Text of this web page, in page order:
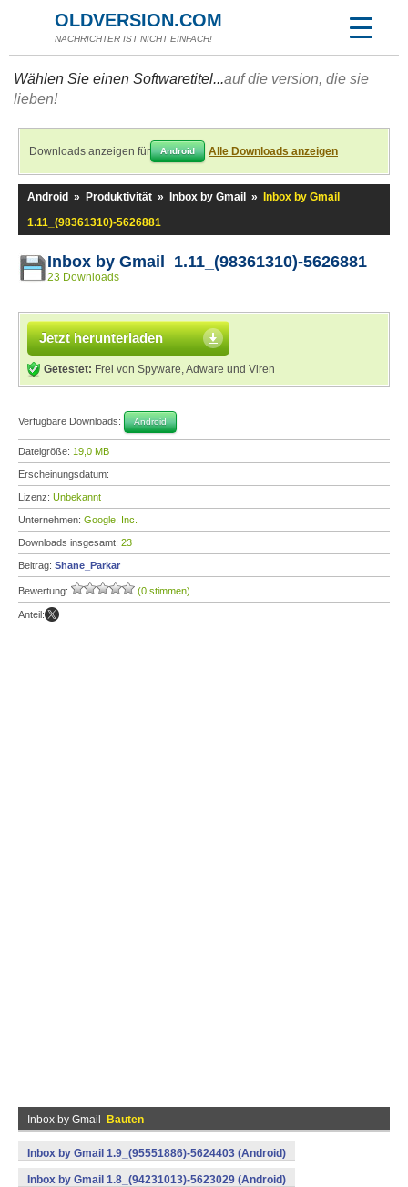
OLDVERSION.COM
NACHRICHTER IST NICHT EINFACH!
Wählen Sie einen Softwaretitel...auf die version, die sie
lieben!
Downloads anzeigen für Android Alle Downloads anzeigen
Android » Produktivität » Inbox by Gmail »
Inbox by Gmail
1.11_(98361310)-5626881
Inbox by Gmail 1.11_(98361310)-5626881
23 Downloads
Jetzt herunterladen
Getestet: Frei von Spyware, Adware und Viren
Verfügbare Downloads: Android
Dateigröße: 19,0 MB
Erscheinungsdatum:
Lizenz: Unbekannt
Unternehmen: Google, Inc.
Downloads insgesamt: 23
Beitrag: Shane_Parkar
Bewertung: (0 stimmen)
Anteil:
Inbox by Gmail Bauten
Inbox by Gmail 1.9_(95551886)-5624403 (Android)
Inbox by Gmail 1.8_(94231013)-5623029 (Android)